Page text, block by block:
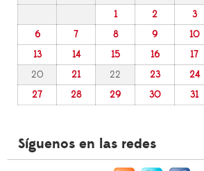
1 2 3
6
7 8 9 10
13
14 15 16 17
20
21 22 23 24
27
28 29 30 31
Síguenos en las redes